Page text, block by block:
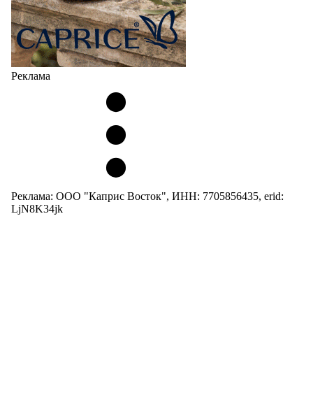
Реклама
Реклама: ООО "Каприс Восток", ИНН: 7705856435, erid:
LjN8K34jk